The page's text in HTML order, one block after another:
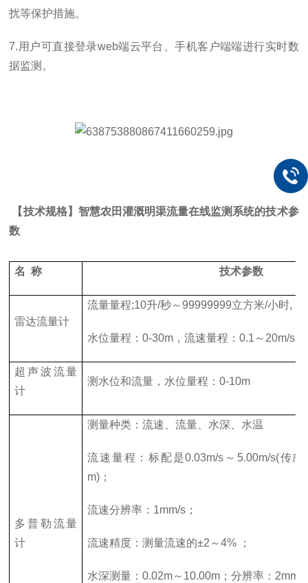
扰等保护措施。
7.用户可直接登录web端云平台、手机客户端端进行实时数
据监测。
【技术规格】智慧农田灌溉明渠流量在线监测系统的技术参
数
名 称 技术参数
雷达流量计
流量量程;10升/秒～99999999立方米/小时,
水位量程：0-30m，流速量程：0.1～20m/s
超声波流量
计
测水位和流量，水位量程：0-10m
多普勒流量
计
测量种类：流速、流量、水深、水温
流速量程：标配是0.03m/s～5.00m/s(传
m)；
流速分辨率：1mm/s；
流速精度：测量流速的±2～4% ；
水深测量：0.02m～10.00m；分辨率：2mm